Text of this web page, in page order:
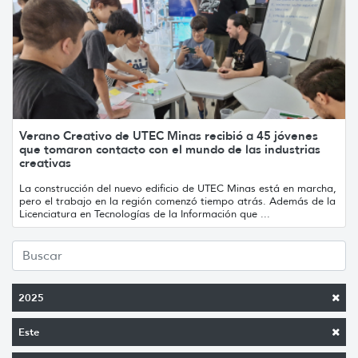
2025
Este
Verano Creativo de UTEC Minas recibió a 45 jóvenes
que tomaron contacto con el mundo de las industrias
creativas
La construcción del nuevo edificio de UTEC Minas está en marcha,
pero el trabajo en la región comenzó tiempo atrás. Además de la
Licenciatura en Tecnologías de la Información que ...